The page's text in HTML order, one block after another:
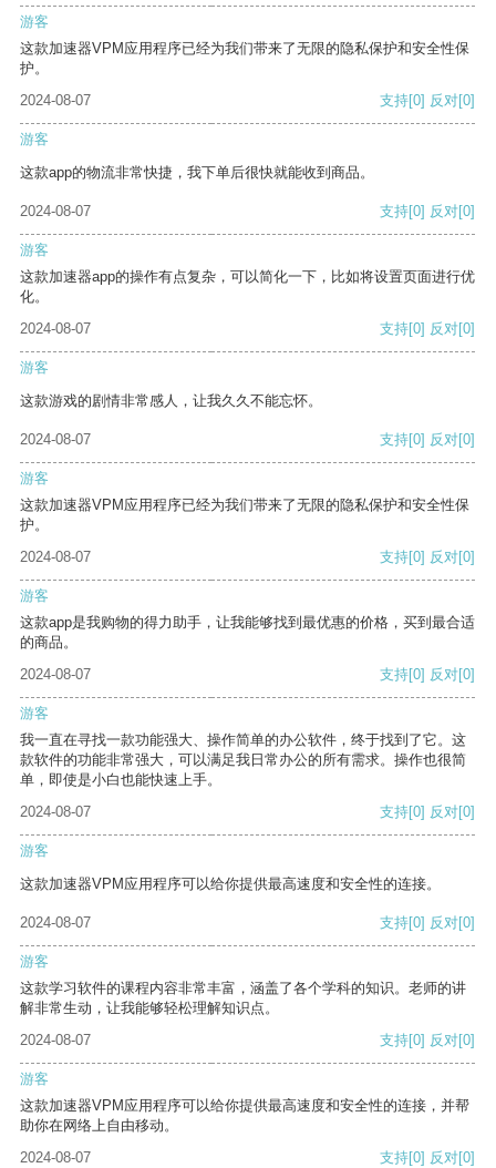
游客
这款加速器VPM应用程序已经为我们带来了无限的隐私保护和安全性保
护。
2024-08-07
支持[0] 反对[0]
游客
这款app的物流非常快捷，我下单后很快就能收到商品。
2024-08-07 支持[0] 反对[0]
游客
这款加速器app的操作有点复杂，可以简化一下，比如将设置页面进行优
化。
2024-08-07
支持[0] 反对[0]
游客
这款游戏的剧情非常感人，让我久久不能忘怀。
2024-08-07 支持[0] 反对[0]
游客
这款加速器VPM应用程序已经为我们带来了无限的隐私保护和安全性保
护。
2024-08-07
支持[0] 反对[0]
游客
这款app是我购物的得力助手，让我能够找到最优惠的价格，买到最合适
的商品。
2024-08-07
支持[0] 反对[0]
游客
我一直在寻找一款功能强大、操作简单的办公软件，终于找到了它。这
款软件的功能非常强大，可以满足我日常办公的所有需求。操作也很简
单，即使是小白也能快速上手。
2024-08-07
支持[0] 反对[0]
游客
这款加速器VPM应用程序可以给你提供最高速度和安全性的连接。
2024-08-07 支持[0] 反对[0]
游客
这款学习软件的课程内容非常丰富，涵盖了各个学科的知识。老师的讲
解非常生动，让我能够轻松理解知识点。
2024-08-07
支持[0] 反对[0]
游客
这款加速器VPM应用程序可以给你提供最高速度和安全性的连接，并帮
助你在网络上自由移动。
2024-08-07
支持[0] 反对[0]